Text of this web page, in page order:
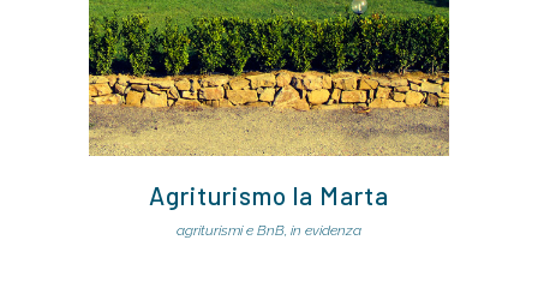
Agriturismo la Marta
agriturismi e BnB, in evidenza